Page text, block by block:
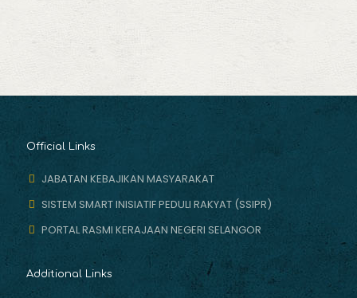
Official Links
JABATAN KEBAJIKAN MASYARAKAT
SISTEM SMART INISIATIF PEDULI RAKYAT (SSIPR)
PORTAL RASMI KERAJAAN NEGERI SELANGOR
Additional Links